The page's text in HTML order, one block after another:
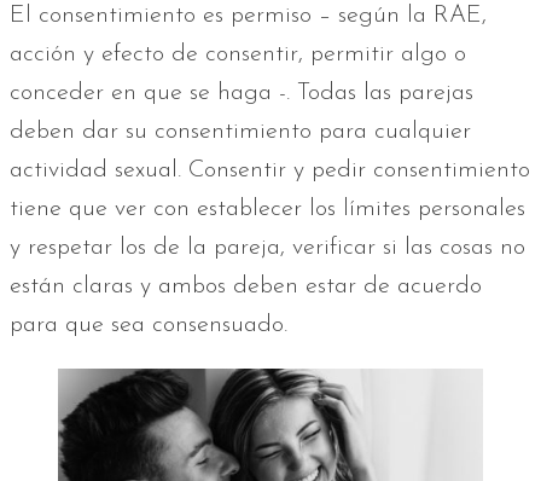
El consentimiento es permiso – según la RAE,
acción y efecto de consentir, permitir algo o
conceder en que se haga -. Todas las parejas
deben dar su consentimiento para cualquier
actividad sexual. Consentir y pedir consentimiento
tiene que ver con establecer los límites personales
y respetar los de la pareja, verificar si las cosas no
están claras y ambos deben estar de acuerdo
para que sea consensuado.